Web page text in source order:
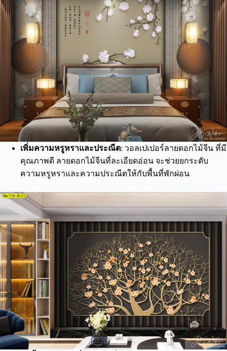
เพิ่มความหรูหราและประณีต: วอลเปเปอร์ลายดอกไม้จีน ที่มี
คุณภาพดี ลายดอกไม้จีนที่ละเอียดอ่อน จะช่วยยกระดับ
ความหรูหราและความประณีตให้กับพื้นที่พักผ่อน